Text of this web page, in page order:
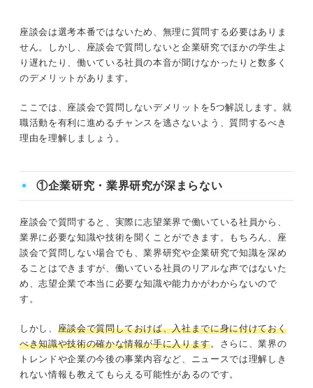
座談会は選考本番ではないため、無理に質問する必要はありま
せん。しかし、座談会で質問しないと企業研究でほかの学生よ
り遅れたり、働いている社員の本音が聞けなかったりと数多く
のデメリットがあります。
ここでは、座談会で質問しないデメリットを5つ解説します。就
職活動を有利に進めるチャンスを逃さないよう、質問するべき
理由を理解しましょう。
①企業研究・業界研究が深まらない
座談会で質問すると、実際に志望業界で働いている社員から、
業界に必要な知識や技術を聞くことができます。もちろん、座
談会で質問しない場合でも、業界研究や企業研究で知識を深め
ることはできますが、働いている社員のリアルな声ではないた
め、志望企業で本当に必要な知識や能力かがわからないので
す。
しかし、 座談会で質問しておけば、入社までに身に付けておく
べき知識や技術の確かな情報が手に入ります。さらに、業界の
トレンドや企業の今後の事業内容など、ニュースでは理解しき
れない情報も教えてもらえる可能性があるのです。